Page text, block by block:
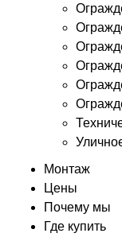
Монтаж
Цены
Почему мы
Где купить